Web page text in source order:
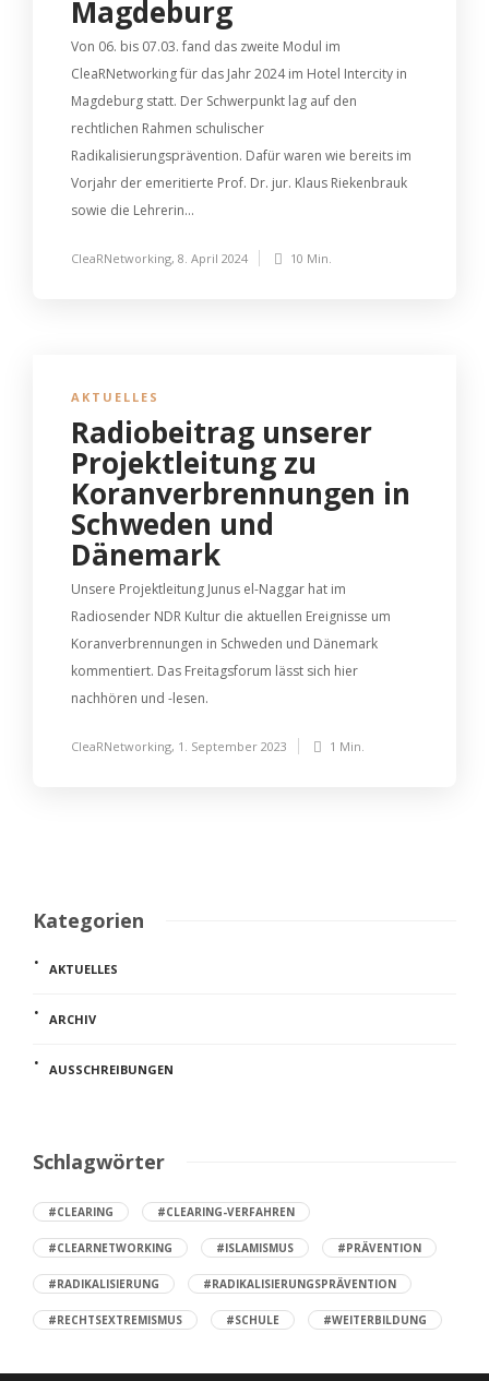
Magdeburg
Von 06. bis 07.03. fand das zweite Modul im
CleaRNetworking für das Jahr 2024 im Hotel Intercity in
Magdeburg statt. Der Schwerpunkt lag auf den
rechtlichen Rahmen schulischer
Radikalisierungsprävention. Dafür waren wie bereits im
Vorjahr der emeritierte Prof. Dr. jur. Klaus Riekenbrauk
sowie die Lehrerin...
CleaRNetworking, 8. April 2024 10 Min.
AKTUELLES
Radiobeitrag unserer
Projektleitung zu
Koranverbrennungen in
Schweden und
Dänemark
Unsere Projektleitung Junus el-Naggar hat im
Radiosender NDR Kultur die aktuellen Ereignisse um
Koranverbrennungen in Schweden und Dänemark
kommentiert. Das Freitagsforum lässt sich hier
nachhören und -lesen.
CleaRNetworking, 1. September 2023 1 Min.
Kategorien
AKTUELLES
ARCHIV
AUSSCHREIBUNGEN
Schlagwörter
#CLEARING #CLEARING-VERFAHREN
#CLEARNETWORKING #ISLAMISMUS #PRÄVENTION
#RADIKALISIERUNG #RADIKALISIERUNGSPRÄVENTION
#RECHTSEXTREMISMUS #SCHULE #WEITERBILDUNG